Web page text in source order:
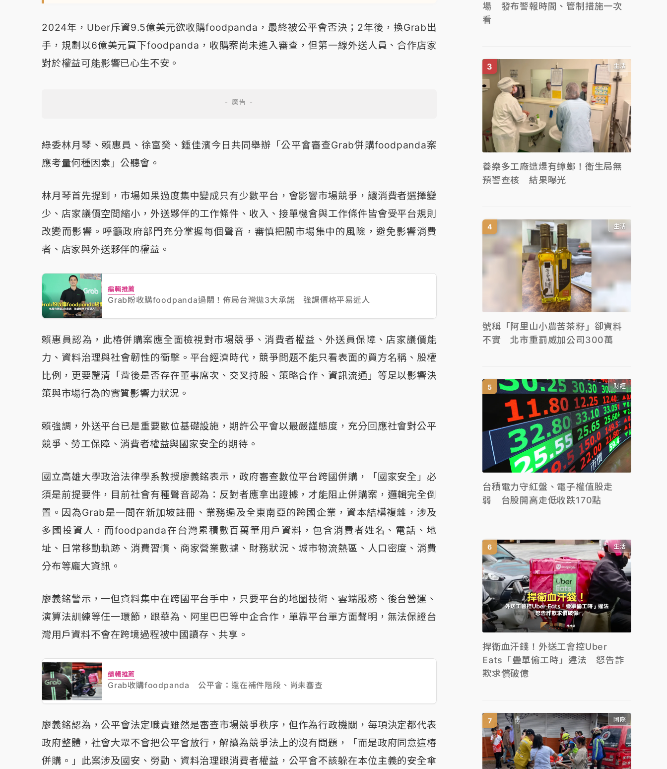
2024年，Uber斥資9.5億美元欲收購foodpanda，最終被公平會否決；2年後，換Grab出
手，規劃以6億美元買下foodpanda，收購案尚未進入審查，但第一線外送人員、合作店家
對於權益可能影響已心生不安。
綠委林月琴、賴惠員、徐富癸、鍾佳濱今日共同舉辦「公平會審查Grab併購foodpanda案
應考量何種因素」公聽會。
林月琴首先提到，市場如果過度集中變成只有少數平台，會影響市場競爭，讓消費者選擇變
少、店家議價空間縮小，外送夥伴的工作條件、收入、接單機會與工作條件皆會受平台規則
改變而影響。呼籲政府部門充分掌握每個聲音，審慎把關市場集中的風險，避免影響消費
者、店家與外送夥伴的權益。
編輯推薦
Grab盼收購foodpanda過關！佈局台灣拋3大承諾 強調價格平易近人
賴惠員認為，此樁併購案應全面檢視對市場競爭、消費者權益、外送員保障、店家議價能
力、資料治理與社會韌性的衝擊。平台經濟時代，競爭問題不能只看表面的買方名稱、股權
比例，更要釐清「背後是否存在董事席次、交叉持股、策略合作、資訊流通」等足以影響決
策與市場行為的實質影響力狀況。
賴強調，外送平台已是重要數位基礎設施，期許公平會以最嚴謹態度，充分回應社會對公平
競爭、勞工保障、消費者權益與國家安全的期待。
國立高雄大學政治法律學系教授廖義銘表示，政府審查數位平台跨國併購，「國家安全」必
須是前提要件，目前社會有種聲音認為：反對者應拿出證據，才能阻止併購案，邏輯完全倒
置。因為Grab是一間在新加坡註冊、業務遍及全東南亞的跨國企業，資本結構複雜，涉及
多國投資人，而foodpanda在台灣累積數百萬筆用戶資料，包含消費者姓名、電話、地
址、日常移動軌跡、消費習慣、商家營業數據、財務狀況、城市物流熱區、人口密度、消費
分布等龐大資訊。
廖義銘警示，一但資料集中在跨國平台手中，只要平台的地圖技術、雲端服務、後台營運、
演算法訓練等任一環節，跟華為、阿里巴巴等中企合作，單靠平台單方面聲明，無法保證台
灣用戶資料不會在跨境過程被中國讀存、共享。
編輯推薦
Grab收購foodpanda 公平會：還在補件階段、尚未審查
廖義銘認為，公平會法定職責雖然是審查市場競爭秩序，但作為行政機關，每項決定都代表
政府整體，社會大眾不會把公平會放行，解讀為競爭法上的沒有問題，「而是政府同意這樁
併購。」此案涉及國安、勞動、資料治理跟消費者權益，公平會不該躲在本位主義的安全傘
場 發布警報時間、管制措施一次
看
生活
養樂多工廠遭爆有蟑螂！衛生局無
預警查核 結果曝光
生活
號稱「阿里山小農苦茶籽」卻資料
不實 北市重罰威加公司300萬
財經
台積電力守紅盤、電子權值股走
弱 台股開高走低收跌170點
生活
捍衛血汗錢！外送工會控Uber
Eats「疊單偷工時」違法 怒告詐
欺求償破億
國際